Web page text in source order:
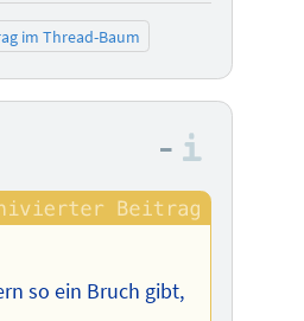
im Thread-Baum
–
so ein Bruch gibt,